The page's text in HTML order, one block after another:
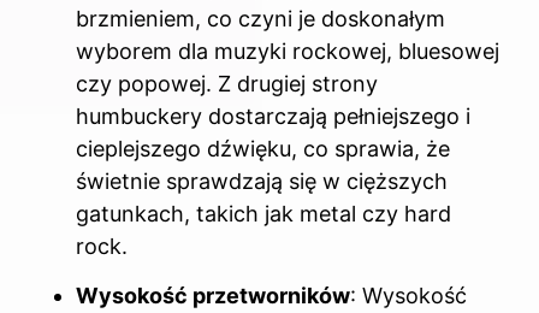
brzmieniem, co czyni je doskonałym
wyborem dla muzyki rockowej, bluesowej
czy popowej. Z drugiej strony
humbuckery dostarczają pełniejszego i
cieplejszego dźwięku, co sprawia, że
świetnie sprawdzają się w cięższych
gatunkach, takich jak metal czy hard
rock.
Wysokość przetworników: Wysokość